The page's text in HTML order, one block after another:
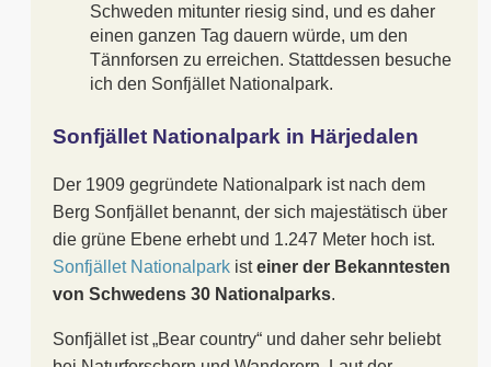
Schweden mitunter riesig sind, und es daher
einen ganzen Tag dauern würde, um den
Tännforsen zu erreichen. Stattdessen besuche
ich den Sonfjället Nationalpark.
Sonfjället Nationalpark in Härjedalen
Der 1909 gegründete Nationalpark ist nach dem
Berg Sonfjället benannt, der sich majestätisch über
die grüne Ebene erhebt und 1.247 Meter hoch ist.
Sonfjället Nationalpark isteiner der Bekanntesten
von Schwedens 30 Nationalparks.
Sonfjället ist „Bear country“ und daher sehr beliebt